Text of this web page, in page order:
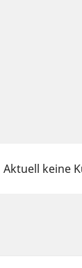
Aktuell keine